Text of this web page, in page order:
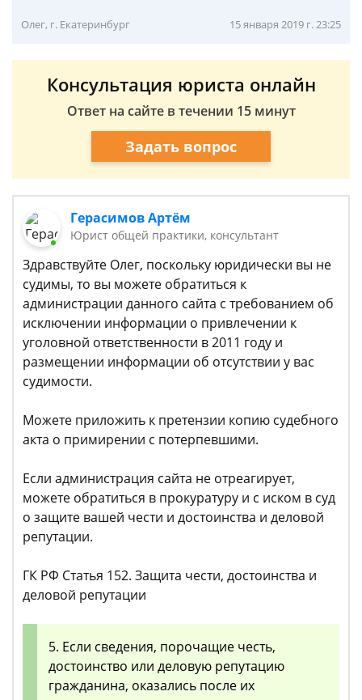
Олег, г. Екатеринбург 15 января 2019 г. 23:25
Консультация юриста онлайн
Ответ на сайте в течении 15 минут
Задать вопрос
Герасимов Артём
Юрист общей практики, консультант
Здравствуйте Олег, поскольку юридически вы не
судимы, то вы можете обратиться к
администрации данного сайта с требованием об
исключении информации о привлечении к
уголовной ответственности в 2011 году и
размещении информации об отсутствии у вас
судимости.
Можете приложить к претензии копию судебного
акта о примирении с потерпевшими.
Если администрация сайта не отреагирует,
можете обратиться в прокуратуру и с иском в суд
о защите вашей чести и достоинства и деловой
репутации.
ГК РФ Статья 152. Защита чести, достоинства и
деловой репутации
5. Если сведения, порочащие честь,
достоинство или деловую репутацию
гражданина, оказались после их